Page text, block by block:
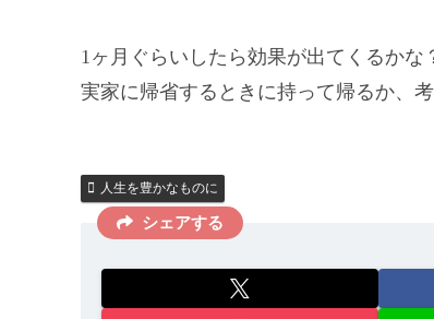
1ヶ月ぐらいしたら効果が出てくるかな
実家に帰省するときに持って帰るか、
人生を豊かなものに
シェアする